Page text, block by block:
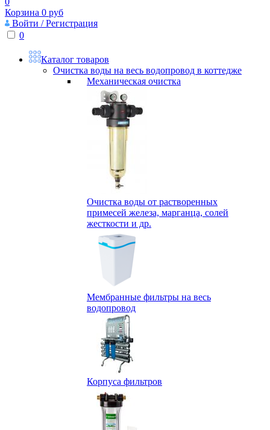
Корзина 0 руб
Войти / Регистрация
0
Каталог товаров
Очистка воды на весь водопровод в коттедже
Механическая очистка
Очистка воды от растворенных
примесей железа, марганца, солей
жесткости и др.
Мембранные фильтры на весь
водопровод
Корпуса фильтров